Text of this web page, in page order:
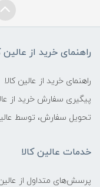
راهنمای خرید از عالین
راهنمای خرید از عالین کالا
پیگیری سفارش خرید از
تحویل سفارش، توسط
خدمات عالین کالا
پرسش‌های متداول از عالین